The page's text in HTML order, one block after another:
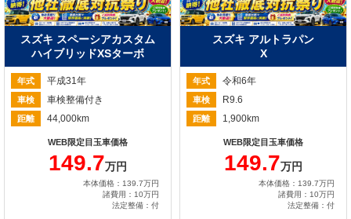
スズキ スペーシアカスタム
ハイブリッドXSターボ
年式 平成31年
車検 車検整備付き
距離 44,000km
WEB限定目玉車価格
149.7万円
本体価格：139.7万円
諸費用：10万円
法定整備：付
スズキ アルトラパン
X
年式 令和6年
車検 R9.6
距離 1,900km
WEB限定目玉車価格
149.7万円
本体価格：139.7万円
諸費用：10万円
法定整備：付